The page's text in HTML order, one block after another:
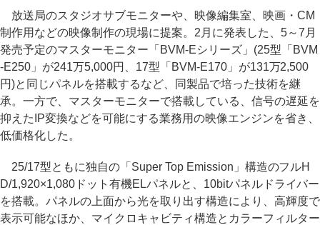
放送局のスタジオサブモニターや、映像編集室、映画・CM
制作用などの映像制作の現場に提案。2月に発表した、5～7月
発売予定のマスターモニター「BVM-Eシリーズ」(25型「BVM
-E250」が241万5,000円、17型「BVM-E170」が131万2,500
円)と同じパネルを搭載するなど、同製品で培った技術を継
承。一方で、マスターモニターで搭載している、信号の遅延を
抑えたIP変換などを可能にする業務用の映像エンジンを省き、
低価格化した。
25/17型ともに独自の「Super Top Emission」構造のフルH
D/1,920×1,080ドット有機ELパネルと、10bitパネルドライバー
を搭載。パネルの上面から光を取り出す構造により、高輝度で
表示可能なほか、マイクロキャビティ構造とカラーフィルター